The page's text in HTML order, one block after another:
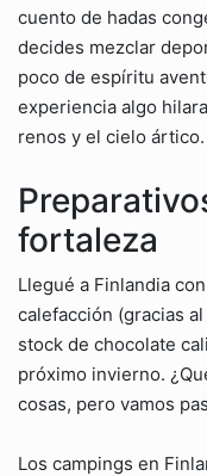
cuento de hadas
decides mezclar
poco de espíritu
experiencia algo
renos y el cielo ártico.
fortaleza
Llegué a Finlandia
calefacción (gracias
stock de chocolate
próximo invierno.
cosas, pero vamos
Los campings en